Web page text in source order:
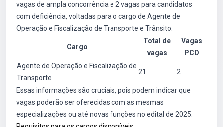
vagas de ampla concorrência e 2 vagas para candidatos
com deficiência, voltadas para o cargo de Agente de
Operação e Fiscalização de Transporte e Trânsito.
Cargo
Total de
vagas
Vagas
PCD
Agente de Operação e Fiscalização de
Transporte
21 2
Essas informações são cruciais, pois podem indicar que
vagas poderão ser oferecidas com as mesmas
especializações ou até novas funções no edital de 2025.